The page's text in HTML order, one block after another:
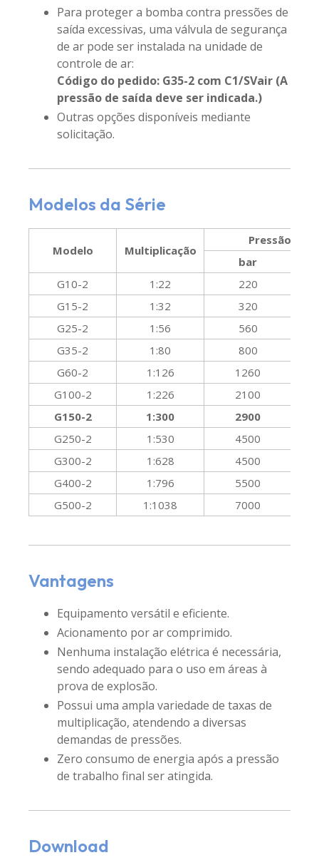
Para proteger a bomba contra pressões de
saída excessivas, uma válvula de segurança
de ar pode ser instalada na unidade de
controle de ar:
Código do pedido: G35-2 com C1/SVair (A
pressão de saída deve ser indicada.)
Outras opções disponíveis mediante
solicitação.
Modelo Multiplicação
Pressão
bar
G10-2
1:22
220
G15-2
1:32
320
G25-2
1:56
560
G35-2
1:80
800
G60-2
1:126
1260
G100-2
1:226
2100
G150-2
1:300
2900
G250-2
1:530
4500
G300-2
1:628
4500
G400-2
1:796
5500
G500-2
1:1038 7000
Modelos da Série
Vantagens
Equipamento versátil e eficiente.
Acionamento por ar comprimido.
Nenhuma instalação elétrica é necessária,
sendo adequado para o uso em áreas à
prova de explosão.
Possui uma ampla variedade de taxas de
multiplicação, atendendo a diversas
demandas de pressões.
Zero consumo de energia após a pressão
de trabalho final ser atingida.
Download